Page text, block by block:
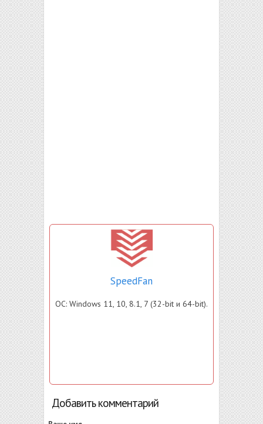
SpeedFan
ОС: Windows 11, 10, 8.1, 7 (32-bit и 64-bit).
Добавить комментарий